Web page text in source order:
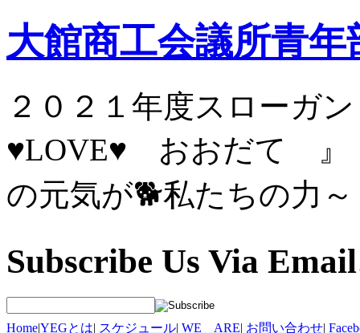
大館商工会議所青年
２０２１年度ス
♥LOVE♥ お
の元気が🐕私たちの力～
Subscribe Us Via
Home|YEGとは| スケジュール| WE ARE| お問い合わせ|